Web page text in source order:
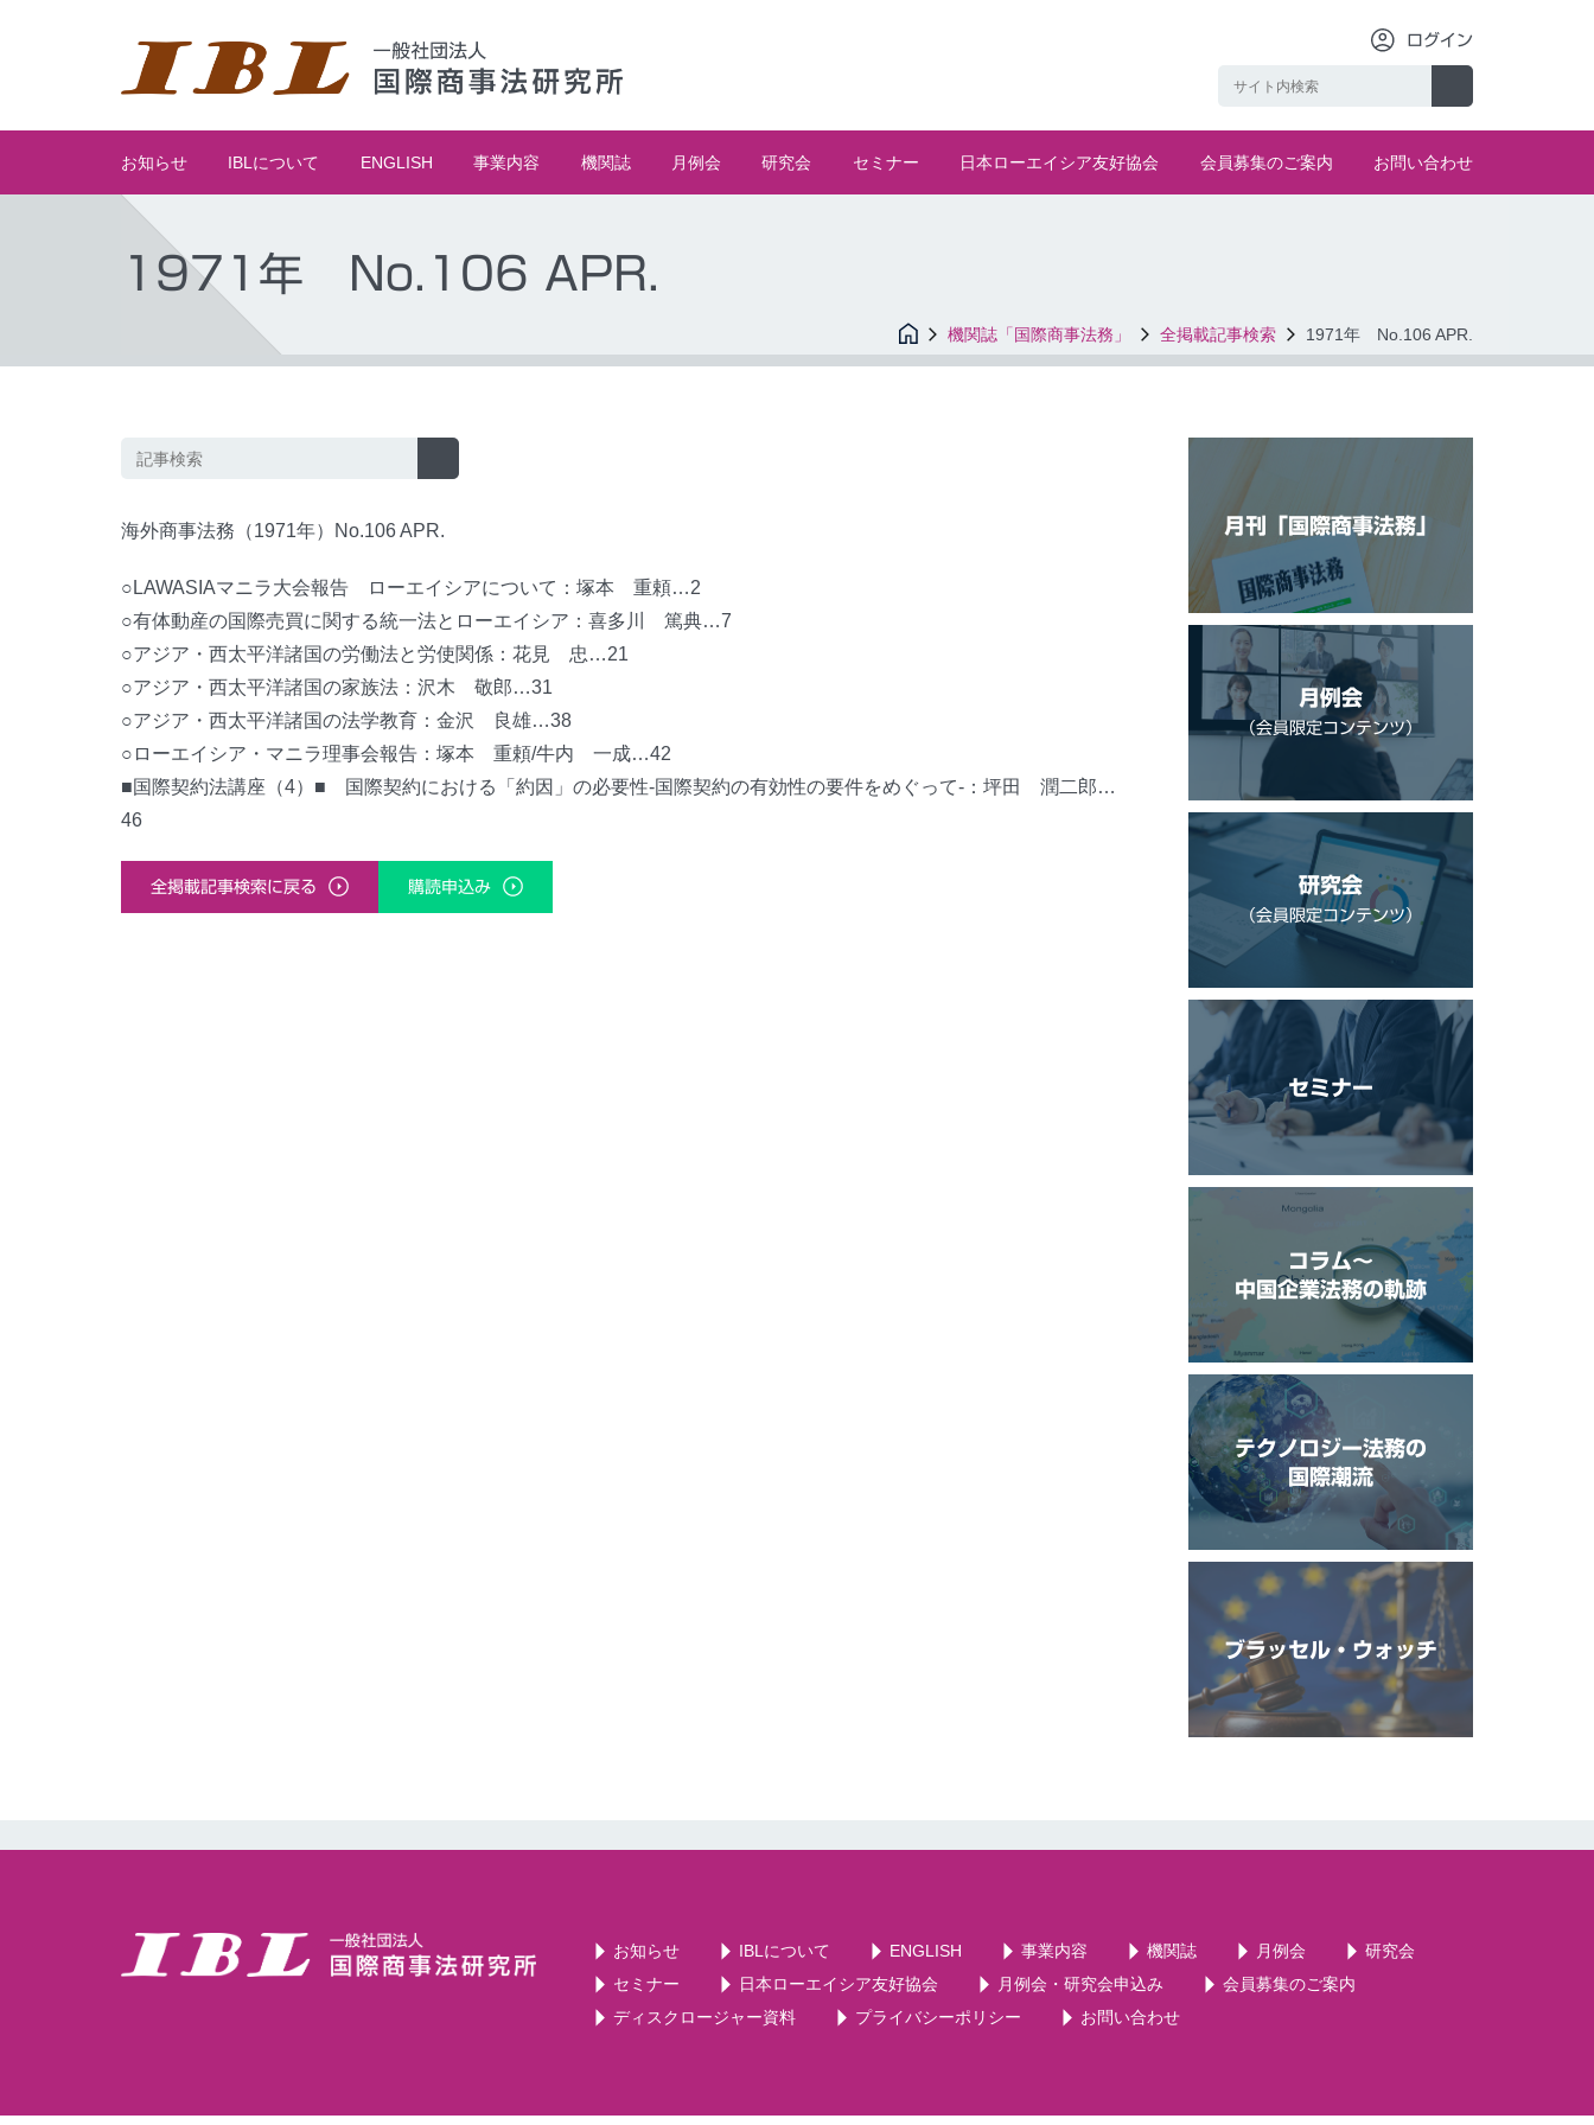
ログイン
お知らせ IBLについて ENGLISH 事業内容 機関誌 月例会 研究会 セミナー 日本ローエイシア友好協会 会員募集のご案内 お問い合わせ
1971年 No.106 APR.
機関誌「国際商事法務」 全掲載記事検索 1971年 No.106 APR.
海外商事法務（1971年）No.106 APR.
○LAWASIAマニラ大会報告 ローエイシアについて：塚本 重頼…2
○有体動産の国際売買に関する統一法とローエイシア：喜多川 篤典…7
○アジア・西太平洋諸国の労働法と労使関係：花見 忠…21
○アジア・西太平洋諸国の家族法：沢木 敬郎…31
○アジア・西太平洋諸国の法学教育：金沢 良雄…38
○ローエイシア・マニラ理事会報告：塚本 重頼/牛内 一成…42
■国際契約法講座（4）■ 国際契約における「約因」の必要性-国際契約の有効性の要件をめぐって-：坪田 潤二郎…
46
全掲載記事検索に戻る 購読申込み
月刊「国際商事法務」
月例会
（会員限定コンテンツ）
研究会
（会員限定コンテンツ）
セミナー
コラム〜
中国企業法務の軌跡
テクノロジー法務の
国際潮流
ブラッセル・ウォッチ
お知らせ IBLについて ENGLISH 事業内容 機関誌 月例会
研究会
セミナー
日本ローエイシア友好協会 月例会・研究会申込み
会員募集のご案内
ディスクロージャー資料
プライバシーポリシー お問い合わせ